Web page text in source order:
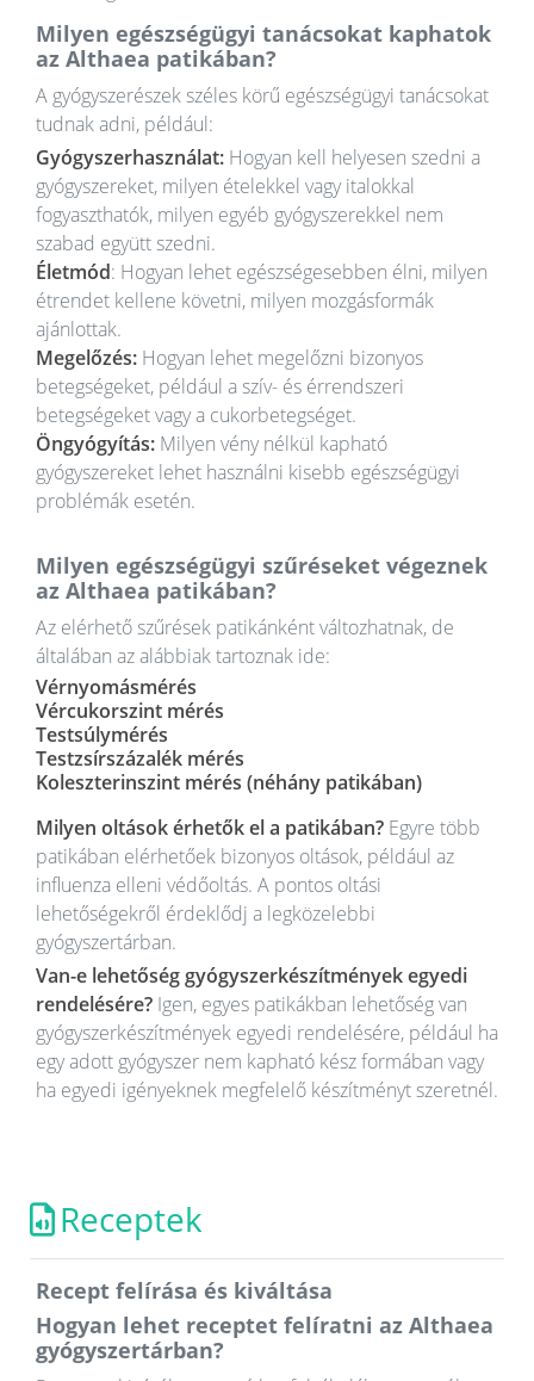
Milyen egészségügyi tanácsokat kaphatok
az Althaea patikában?
A gyógyszerészek széles körű egészségügyi tanácsokat
tudnak adni, például:
Gyógyszerhasználat: Hogyan kell helyesen szedni a
gyógyszereket, milyen ételekkel vagy italokkal
fogyaszthatók, milyen egyéb gyógyszerekkel nem
szabad együtt szedni.
Életmód: Hogyan lehet egészségesebben élni, milyen
étrendet kellene követni, milyen mozgásformák
ajánlottak.
Megelőzés: Hogyan lehet megelőzni bizonyos
betegségeket, például a szív- és érrendszeri
betegségeket vagy a cukorbetegséget.
Öngyógyítás: Milyen vény nélkül kapható
gyógyszereket lehet használni kisebb egészségügyi
problémák esetén.
Milyen egészségügyi szűréseket végeznek
az Althaea patikában?
Az elérhető szűrések patikánként változhatnak, de
általában az alábbiak tartoznak ide:
Vérnyomásmérés
Vércukorszint mérés
Testsúlymérés
Testzsírszázalék mérés
Koleszterinszint mérés (néhány patikában)
Milyen oltások érhetők el a patikában? Egyre több
patikában elérhetőek bizonyos oltások, például az
influenza elleni védőoltás. A pontos oltási
lehetőségekről érdeklődj a legközelebbi
gyógyszertárban.
Van-e lehetőség gyógyszerkészítmények egyedi
rendelésére? Igen, egyes patikákban lehetőség van
gyógyszerkészítmények egyedi rendelésére, például ha
egy adott gyógyszer nem kapható kész formában vagy
ha egyedi igényeknek megfelelő készítményt szeretnél.
Receptek
Recept felírása és kiváltása
Hogyan lehet receptet felíratni az Althaea
gyógyszertárban?